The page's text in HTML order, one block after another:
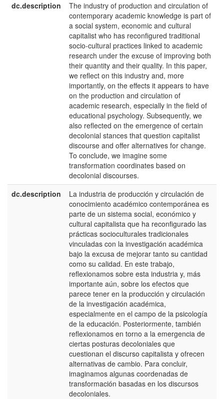
dc.description
The industry of production and circulation of
contemporary academic knowledge is part of
a social system, economic and cultural
capitalist who has reconfigured traditional
socio-cultural practices linked to academic
research under the excuse of improving both
their quantity and their quality. In this paper,
we reflect on this industry and, more
importantly, on the effects it appears to have
on the production and circulation of
academic research, especially in the field of
educational psychology. Subsequently, we
also reflected on the emergence of certain
decolonial stances that question capitalist
discourse and offer alternatives for change.
To conclude, we imagine some
transformation coordinates based on
decolonial discourses.
dc.description
La industria de producción y circulación de
conocimiento académico contemporánea es
parte de un sistema social, económico y
cultural capitalista que ha reconfigurado las
prácticas socioculturales tradicionales
vinculadas con la investigación académica
bajo la excusa de mejorar tanto su cantidad
como su calidad. En este trabajo,
reflexionamos sobre esta industria y, más
importante aún, sobre los efectos que
parece tener en la producción y circulación
de la investigación académica,
especialmente en el campo de la psicología
de la educación. Posteriormente, también
reflexionamos en torno a la emergencia de
ciertas posturas decoloniales que
cuestionan el discurso capitalista y ofrecen
alternativas de cambio. Para concluir,
imaginamos algunas coordenadas de
transformación basadas en los discursos
decoloniales.